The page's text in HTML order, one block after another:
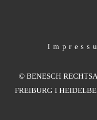
© BENESCH
FREIBURG I